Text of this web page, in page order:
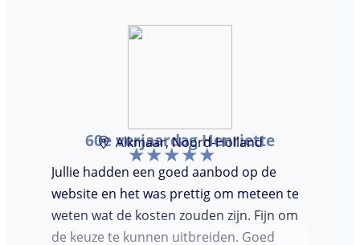
60e verjaardag Henriette
Alkmaar, Noord-Holland
Jullie hadden een goed aanbod op de
website en het was prettig om meteen te
weten wat de kosten zouden zijn. Fijn om
de keuze te kunnen uitbreiden. Goed